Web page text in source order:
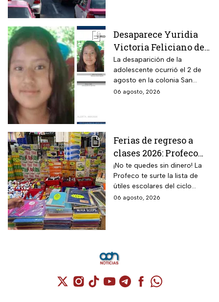
Desaparece Yuridia
Victoria Feliciano de
13 años en Tlalpan,
CDMX; activan Alerta
Amber
La desaparición de la
adolescente ocurrió el 2 de
agosto en la colonia San
Pedro Mártir; autoridades
06 agosto, 2026
Ferias de regreso a
clases 2026: Profeco
anuncia descuentos
en útiles, mochilas y
uniformes; consulta
sedes
¡No te quedes sin dinero! La
Profeco te surte la lista de
útiles escolares del ciclo
2026-2027 a precios de
06 agosto, 2026
Cuenta de X / Twitter (se abre en una
Cuenta de Instagram (se abre en una
Cuenta de TikTok (se abre en
Cuenta de YouTube (se abre
Cuenta de Telegram (se
Cuenta de
Cuenta de